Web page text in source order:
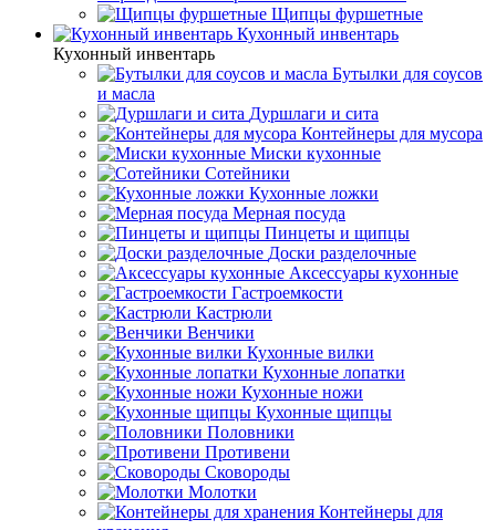
Щипцы фуршетные
Кухонный инвентарь
Кухонный инвентарь
Бутылки для соусов
и масла
Дуршлаги и сита
Контейнеры для мусора
Миски кухонные
Сотейники
Кухонные ложки
Мерная посуда
Пинцеты и щипцы
Доски разделочные
Аксессуары кухонные
Гастроемкости
Кастрюли
Венчики
Кухонные вилки
Кухонные лопатки
Кухонные ножи
Кухонные щипцы
Половники
Противени
Сковороды
Молотки
Контейнеры для